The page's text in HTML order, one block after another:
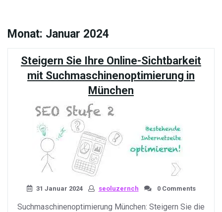
Monat: Januar 2024
Steigern Sie Ihre Online-Sichtbarkeit
mit Suchmaschinenoptimierung in
München
31 Januar 2024 seoluzernch 0 Comments
Suchmaschinenoptimierung München: Steigern Sie die